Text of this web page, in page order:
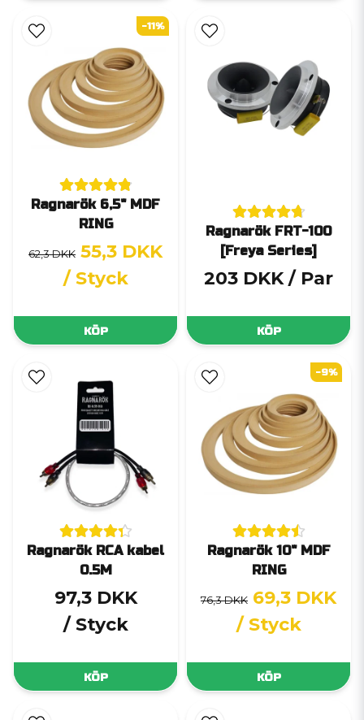
Ragnarök 6,5" MDF
RING
62,3 DKK 55,3 DKK
/ Styck
KÖP
-11%
Ragnarök FRT-100
[Freya Series]
203 DKK / Par
KÖP
Ragnarök RCA kabel
0.5M
97,3 DKK
/ Styck
KÖP
Ragnarök 10" MDF
RING
76,3 DKK 69,3 DKK
/ Styck
KÖP
-9%